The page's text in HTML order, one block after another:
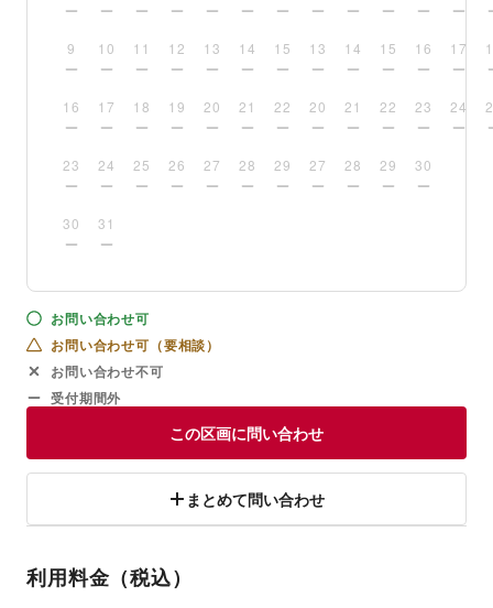
9 10 11 12 13 14 15
16 17 18 19 20 21 22
23 24 25 26 27 28 29
30 31
13 14 15 16 17
20 21 22 23 24
27 28 29 30
お問い合わせ可
お問い合わせ可（要相談）
お問い合わせ不可
受付期間外
この区画に問い合わせ
まとめて問い合わせ
利用料金（税込）